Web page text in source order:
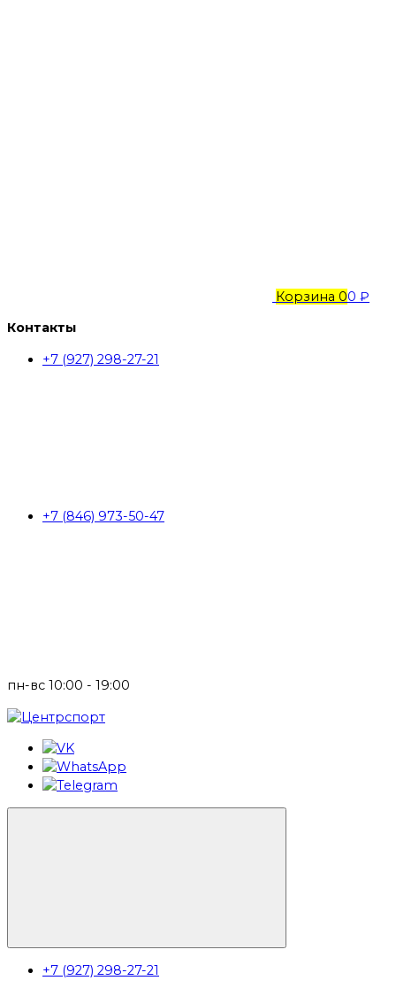
Корзина 00 ₽
Контакты
+7 (927) 298-27-21
+7 (846) 973-50-47
пн-вс 10:00 - 19:00
+7 (927) 298-27-21